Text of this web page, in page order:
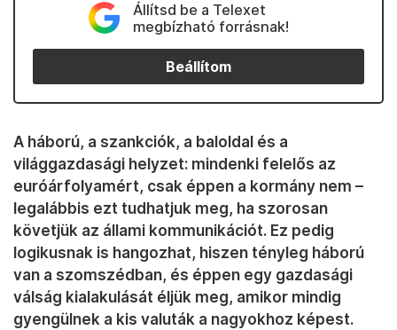
Állítsd be a Telexet
megbízható forrásnak!
Beállítom
A háború, a szankciók, a baloldal és a
világgazdasági helyzet: mindenki felelős az
euróárfolyamért, csak éppen a kormány nem –
legalábbis ezt tudhatjuk meg, ha szorosan
követjük az állami kommunikációt. Ez pedig
logikusnak is hangozhat, hiszen tényleg háború
van a szomszédban, és éppen egy gazdasági
válság kialakulását éljük meg, amikor mindig
gyengülnek a kis valuták a nagyokhoz képest.